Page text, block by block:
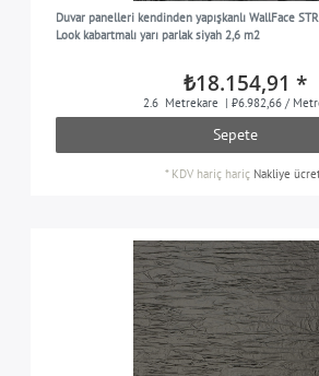
Duvar panelleri kendinden yapışkanlı WallFace
Look kabartmalı yarı parlak siyah 2,6 m2
₺18.154,91 *
2.6 Metrekare | ₺6.982,66 /
Sepete
* KDV hariç hariç Nakliye